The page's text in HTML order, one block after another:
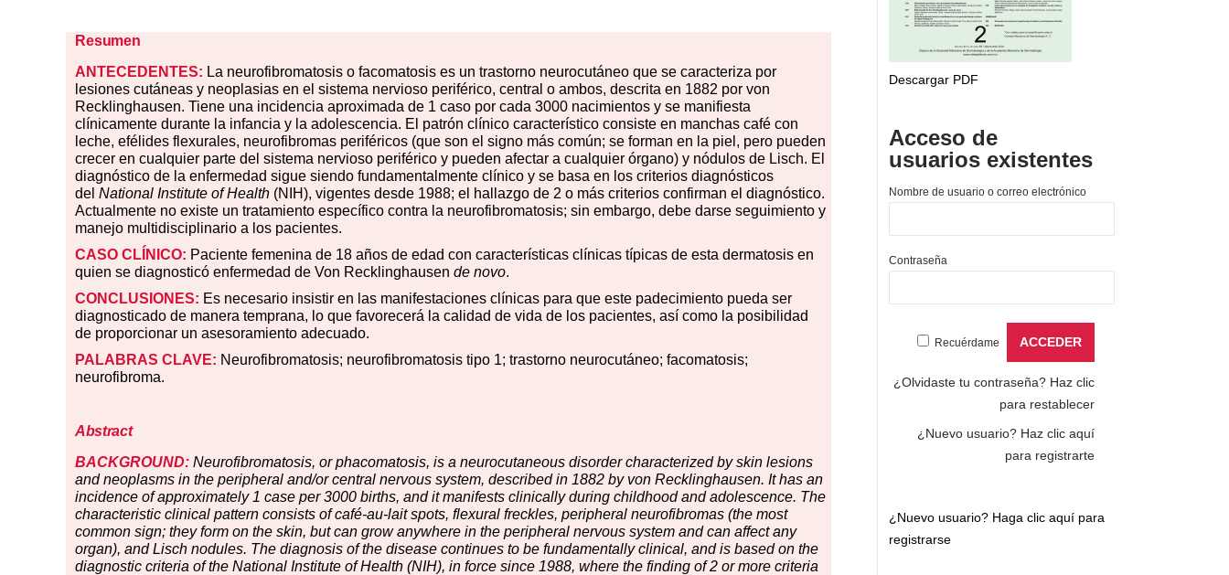
Resumen
ANTECEDENTES: La neurofibromatosis o facomatosis es un trastorno neurocutáneo que se caracteriza por
lesiones cutáneas y neoplasias en el sistema nervioso periférico, central o ambos, descrita en 1882 por von
Recklinghausen. Tiene una incidencia aproximada de 1 caso por cada 3000 nacimientos y se manifiesta
clínicamente durante la infancia y la adolescencia. El patrón clínico característico consiste en manchas café con
leche, efélides flexurales, neurofibromas periféricos (que son el signo más común; se forman en la piel, pero pueden
crecer en cualquier parte del sistema nervioso periférico y pueden afectar a cualquier órgano) y nódulos de Lisch. El
diagnóstico de la enfermedad sigue siendo fundamentalmente clínico y se basa en los criterios diagnósticos
del National Institute of Health (NIH), vigentes desde 1988; el hallazgo de 2 o más criterios confirman el diagnóstico.
Actualmente no existe un tratamiento específico contra la neurofibromatosis; sin embargo, debe darse seguimiento y
manejo multidisciplinario a los pacientes.
CASO CLÍNICO: Paciente femenina de 18 años de edad con características clínicas típicas de esta dermatosis en
quien se diagnosticó enfermedad de Von Recklinghausen de novo.
CONCLUSIONES: Es necesario insistir en las manifestaciones clínicas para que este padecimiento pueda ser
diagnosticado de manera temprana, lo que favorecerá la calidad de vida de los pacientes, así como la posibilidad
de proporcionar un asesoramiento adecuado.
PALABRAS CLAVE: Neurofibromatosis; neurofibromatosis tipo 1; trastorno neurocutáneo; facomatosis;
neurofibroma.
Abstract
BACKGROUND: Neurofibromatosis, or phacomatosis, is a neurocutaneous disorder characterized by skin lesions
and neoplasms in the peripheral and/or central nervous system, described in 1882 by von Recklinghausen. It has an
incidence of approximately 1 case per 3000 births, and it manifests clinically during childhood and adolescence. The
characteristic clinical pattern consists of café-au-lait spots, flexural freckles, peripheral neurofibromas (the most
common sign; they form on the skin, but can grow anywhere in the peripheral nervous system and can affect any
organ), and Lisch nodules. The diagnosis of the disease continues to be fundamentally clinical, and is based on the
diagnostic criteria of the National Institute of Health (NIH), in force since 1988, where the finding of 2 or more criteria
Descargar PDF
Acceso de
usuarios existentes
Nombre de usuario o correo electrónico
Contraseña
Recuérdame
¿Olvidaste tu contraseña? Haz clic
para restablecer
¿Nuevo usuario? Haz clic aquí
para registrarte
¿Nuevo usuario? Haga clic aquí para
registrarse